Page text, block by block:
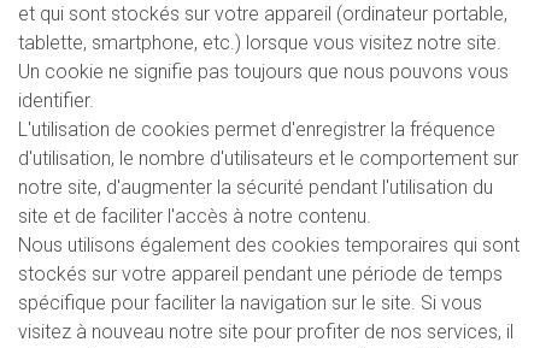
et qui sont stockés sur votre appareil (ordinateur portable,
tablette, smartphone, etc.) lorsque vous visitez notre site.
Un cookie ne signifie pas toujours que nous pouvons vous
identifier.
L'utilisation de cookies permet d'enregistrer la fréquence
d'utilisation, le nombre d'utilisateurs et le comportement sur
notre site, d'augmenter la sécurité pendant l'utilisation du
site et de faciliter l'accès à notre contenu.
Nous utilisons également des cookies temporaires qui sont
stockés sur votre appareil pendant une période de temps
spécifique pour faciliter la navigation sur le site. Si vous
visitez à nouveau notre site pour profiter de nos services, il